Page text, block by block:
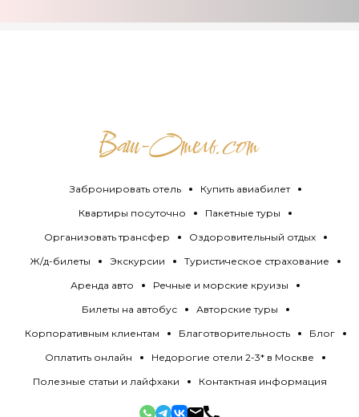
Забронировать отель
Купить авиабилет
Квартиры посуточно
Пакетные туры
Организовать трансфер
Оздоровительный отдых
Ж/д-билеты
Экскурсии
Туристическое страхование
Аренда авто
Речные и морские круизы
Билеты на автобус
Авторские туры
Корпоративным клиентам
Благотворительность
Блог
Оплатить онлайн
Недорогие отели 2-3* в Москве
Полезные статьи и лайфхаки
Контактная информация